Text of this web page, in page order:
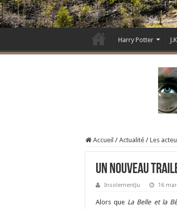
Harry Potter
Accueil / Actualité / Les
Un nouveau
InsolementJu 16
Alors que La Belle et la